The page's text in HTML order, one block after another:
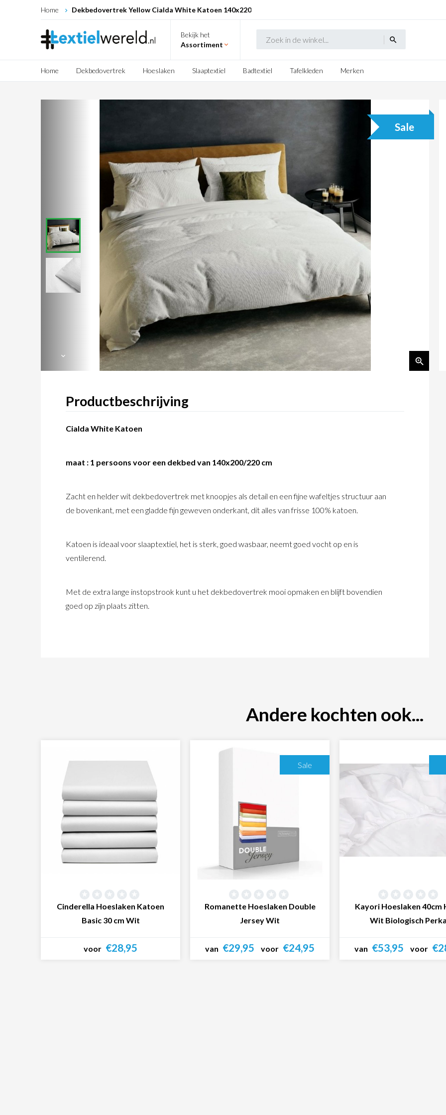
Home Dekbedovertrek Yellow Cialda White Katoen 140x220
Bekijk het
Assortiment
search
Home Dekbedovertrek Hoeslaken Slaaptextiel Badtextiel Tafelkleden Merken
Sale
Productbeschrijving
Cialda White Katoen
maat : 1 persoons voor een dekbed van 140x200/220 cm
Zacht en helder wit dekbedovertrek met knoopjes als detail en een fijne wafeltjes structuur aan
de bovenkant, met een gladde fijn geweven onderkant, dit alles van frisse 100% katoen.
Katoen is ideaal voor slaaptextiel, het is sterk, goed wasbaar, neemt goed vocht op en is
ventilerend.
Met de extra lange instopstrook kunt u het dekbedovertrek mooi opmaken en blijft bovendien
goed op zijn plaats zitten.
Andere kochten ook...
Cinderella Hoeslaken Katoen
Basic 30 cm Wit
voor €28,95
Sale
Romanette Hoeslaken Double
Jersey Wit
van €29,95 voor €24,95
Kayori Hoeslaken 40cm
Wit Biologisch
van €53,95 voor